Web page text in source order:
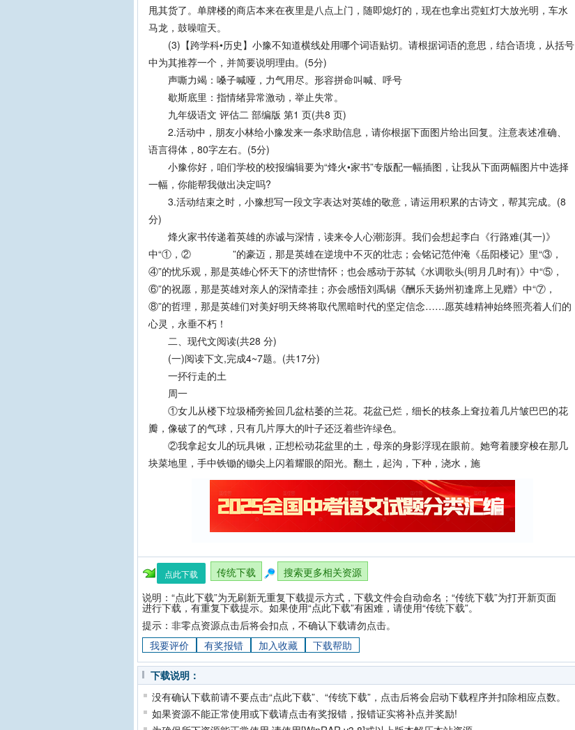
甩其货了。单牌楼的商店本来在夜里是八点上门，随即熄灯的，现在也拿出霓虹灯大放光明，车水
马龙，鼓噪喧天。
(3)【跨学科•历史】小豫不知道横线处用哪个词语贴切。请根据词语的意思，结合语境，从括号
中为其推荐一个，并简要说明理由。(5分)
声嘶力竭：嗓子喊哑，力气用尽。形容拼命叫喊、呼号
歇斯底里：指情绪异常激动，举止失常。
九年级语文 评估二 部编版 第1 页(共8 页)
2.活动中，朋友小林给小豫发来一条求助信息，请你根据下面图片给出回复。注意表述准确、
语言得体，80字左右。(5分)
小豫你好，咱们学校的校报编辑要为“烽火•家书”专版配一幅插图，让我从下面两幅图片中选择
一幅，你能帮我做出决定吗?
3.活动结束之时，小豫想写一段文字表达对英雄的敬意，请运用积累的古诗文，帮其完成。(8
分)
烽火家书传递着英雄的赤诚与深情，读来令人心潮澎湃。我们会想起李白《行路难(其一)》
中“①，② ”的豪迈，那是英雄在逆境中不灭的壮志；会铭记范仲淹《岳阳楼记》里“③，
④”的忧乐观，那是英雄心怀天下的济世情怀；也会感动于苏轼《水调歌头(明月几时有)》中“⑤，
⑥”的祝愿，那是英雄对亲人的深情牵挂；亦会感悟刘禹锡《酬乐天扬州初逢席上见赠》中“⑦，
⑧”的哲理，那是英雄们对美好明天终将取代黑暗时代的坚定信念……愿英雄精神始终照亮着人们的
心灵，永垂不朽！
二、现代文阅读(共28 分)
(一)阅读下文,完成4~7题。(共17分)
一抔行走的土
周一
①女儿从楼下垃圾桶旁捡回几盆枯萎的兰花。花盆已烂，细长的枝条上耷拉着几片皱巴巴的花
瓣，像破了的气球，只有几片厚大的叶子还泛着些许绿色。
②我拿起女儿的玩具锹，正想松动花盆里的土，母亲的身影浮现在眼前。她弯着腰穿梭在那几
块菜地里，手中铁锄的锄尖上闪着耀眼的阳光。翻土，起沟，下种，浇水，施
点此下载 传统下载
搜索更多相关资源
说明：“点此下载”为无刷新无重复下载提示方式，下载文件会自动命名；“传统下载”为打开新页面
进行下载，有重复下载提示。如果使用“点此下载”有困难，请使用“传统下载”。
提示：非零点资源点击后将会扣点，不确认下载请勿点击。
我要评价
有奖报错 加入收藏 下载帮助
下载说明：
没有确认下载前请不要点击“点此下载”、“传统下载”，点击后将会启动下载程序并扣除相应点数。
如果资源不能正常使用或下载请点击有奖报错，报错证实将补点并奖励!